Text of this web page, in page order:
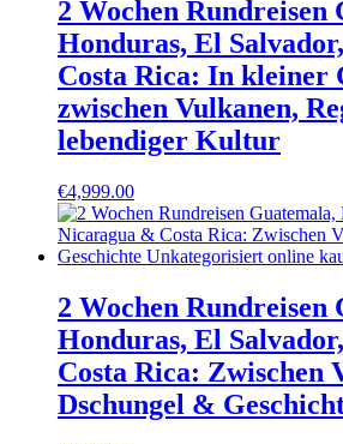
2 Wochen Rundreisen
Honduras, El
Costa Rica: In kleiner
zwischen Vulkanen,
lebendiger Kultur
€4,999.00
2 Wochen Rundreisen
Honduras, El
Costa Rica: Zwischen
Dschungel &